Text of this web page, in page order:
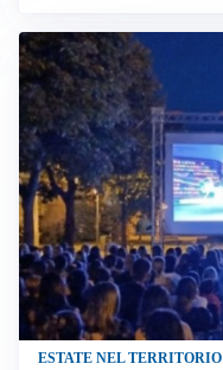
ESTATE NEL TERRITORIO